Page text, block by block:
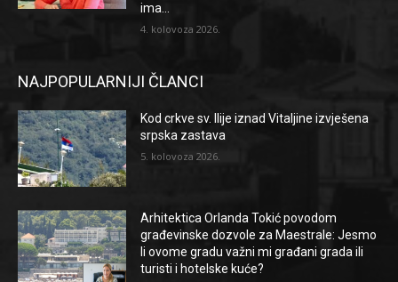
ima...
4. kolovoza 2026.
NAJPOPULARNIJI ČLANCI
Kod crkve sv. Ilije iznad Vitaljine izvješena
srpska zastava
5. kolovoza 2026.
Arhitektica Orlanda Tokić povodom
građevinske dozvole za Maestrale: Jesmo
li ovome gradu važni mi građani grada ili
turisti i hotelske kuće?